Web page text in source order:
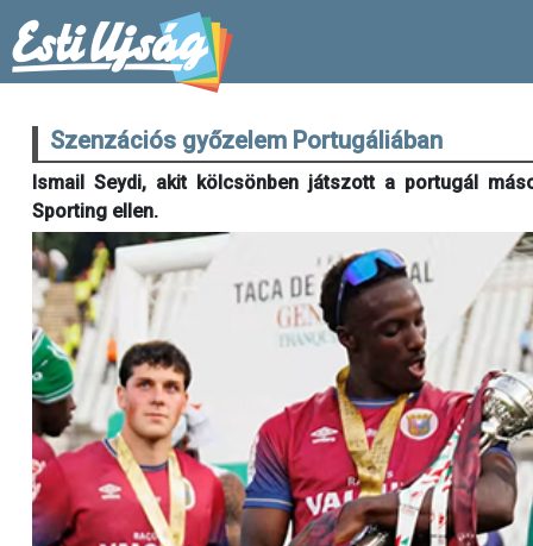
Szenzációs győzelem Portugáliában
Ismail Seydi, akit kölcsönben játszott a portugál
Sporting ellen.